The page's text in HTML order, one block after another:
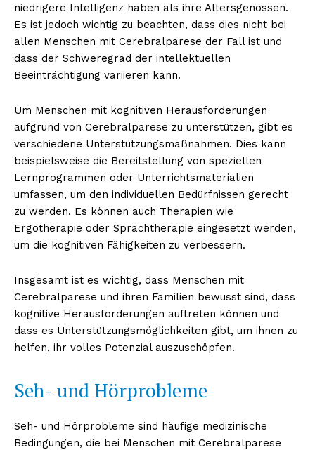
niedrigere Intelligenz haben als ihre Altersgenossen.
Es ist jedoch wichtig zu beachten, dass dies nicht bei
allen Menschen mit Cerebralparese der Fall ist und
dass der Schweregrad der intellektuellen
Beeinträchtigung variieren kann.
Um Menschen mit kognitiven Herausforderungen
aufgrund von Cerebralparese zu unterstützen, gibt es
verschiedene Unterstützungsmaßnahmen. Dies kann
beispielsweise die Bereitstellung von speziellen
Lernprogrammen oder Unterrichtsmaterialien
umfassen, um den individuellen Bedürfnissen gerecht
zu werden. Es können auch Therapien wie
Ergotherapie oder Sprachtherapie eingesetzt werden,
um die kognitiven Fähigkeiten zu verbessern.
Insgesamt ist es wichtig, dass Menschen mit
Cerebralparese und ihren Familien bewusst sind, dass
kognitive Herausforderungen auftreten können und
dass es Unterstützungsmöglichkeiten gibt, um ihnen zu
helfen, ihr volles Potenzial auszuschöpfen.
Seh- und Hörprobleme
Seh- und Hörprobleme sind häufige medizinische
Bedingungen, die bei Menschen mit Cerebralparese